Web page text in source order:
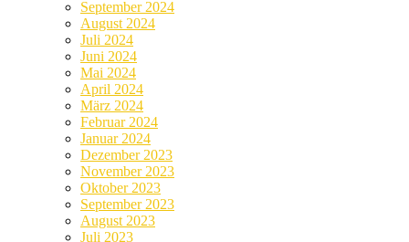
September 2024
August 2024
Juli 2024
Juni 2024
Mai 2024
April 2024
März 2024
Februar 2024
Januar 2024
Dezember 2023
November 2023
Oktober 2023
September 2023
August 2023
Juli 2023